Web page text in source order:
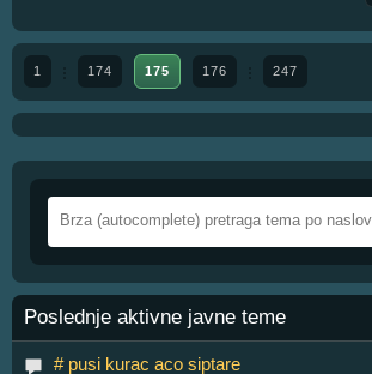
1 174 175 176 247
Poslednje aktivne javne teme
# pusi kurac aco siptare